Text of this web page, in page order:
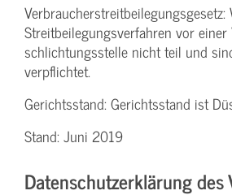
Streit­beilegungs­verfahren vor
schlichtungs­stelle nicht teil und
verpflichtet.
Gerichtsstand: Gerichtsstand ist
Stand: Juni 2019
Datenschutzerklärung des